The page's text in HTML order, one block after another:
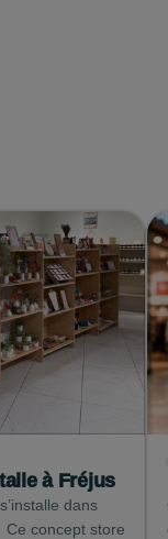
à Fréjus
dans
concept store